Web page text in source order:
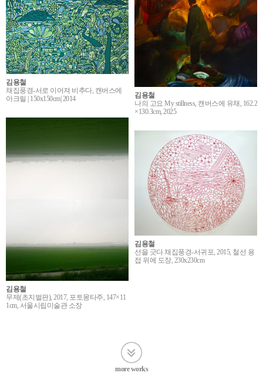
김용철
나의 고요 My stillness, 캔버스에 유채, 162.2
×130.3cm, 2025
김용철
채집풍경-서로 이어져 비추다, 캔버스에
아크릴 | 150x150cm| 2014
김용철
무제(초지벌판), 2017, 포토몽타주, 147×11
1cm, 서울시립미술관 소장
김용철
선을 긋다 채집풍경-서귀포, 2015, 철선 용
접 위에 도장, 230x230cm
more works